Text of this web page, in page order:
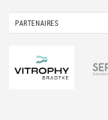
PARTENAIRES